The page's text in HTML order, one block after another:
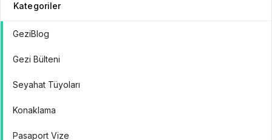
Kategoriler
GeziBlog
Gezi Bülteni
Seyahat Tüyoları
Konaklama
Pasaport Vize